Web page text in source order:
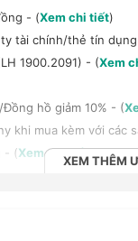
- (Xem chi tiết)
tài chính/thẻ tín dụng
1900.2091) - (Xem
hồ giảm 10% - (
khi mua kèm với
- (Xem chi tiết)
XEM THÊM